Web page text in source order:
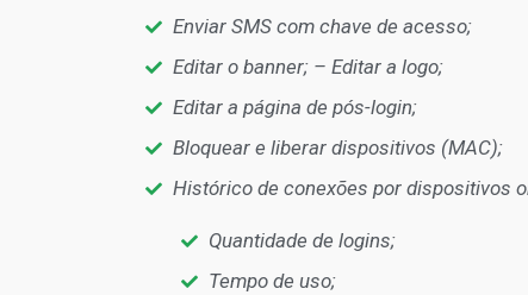
Enviar SMS com chave de acesso;
Editar o banner; – Editar a logo;
Editar a página de pós-login;
Bloquear e liberar dispositivos (MAC);
Histórico de conexões por dispositivos
Quantidade de logins;
Tempo de uso;